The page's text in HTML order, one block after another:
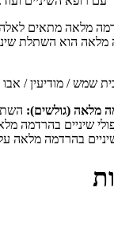
מלאה מתאים לאלה
הוא השתלת
שמש / מודיעין /
מלאה (גולשים):
שיניים
בהרדמה